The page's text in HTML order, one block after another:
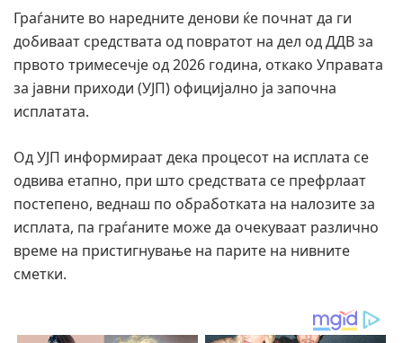
Граѓаните во наредните денови ќе почнат да ги
добиваат средствата од повратот на дел од ДДВ за
првото тримесечје од 2026 година, откако Управата
за јавни приходи (УЈП) официјално ја започна
исплатата.
Од УЈП информираат дека процесот на исплата се
одвива етапно, при што средствата се префрлаат
постепено, веднаш по обработката на налозите за
исплата, па граѓаните може да очекуваат различно
време на пристигнување на парите на нивните
сметки.